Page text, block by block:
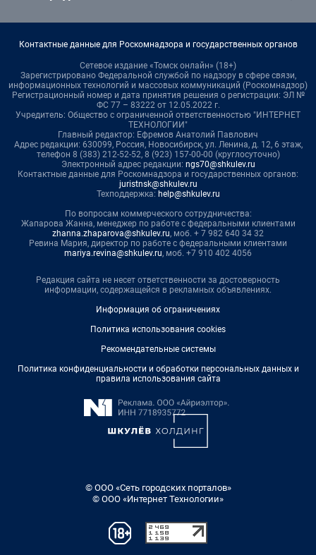
Контактные данные для Роскомнадзора и государственных органов
Сетевое издание «Томск онлайн» (18+)
Зарегистрировано Федеральной службой по надзору в сфере связи,
информационных технологий и массовых коммуникаций (Роскомнадзор)
Регистрационный номер и дата принятия решения о регистрации: ЭЛ №
ФС 77 – 83222 от 12.05.2022 г.
Учредитель: Общество с ограниченной ответственностью "ИНТЕРНЕТ
ТЕХНОЛОГИИ"
Главный редактор: Ефремов Анатолий Павлович
Адрес редакции: 630099, Россия, Новосибирск, ул. Ленина, д. 12, 6 этаж,
телефон 8 (383) 212-52-52, 8 (923) 157-00-00 (круглосуточно)
Электронный адрес редакции: ngs70@shkulev.ru
Контактные данные для Роскомнадзора и государственных органов:
juristnsk@shkulev.ru
Техподдержка: help@shkulev.ru
По вопросам коммерческого сотрудничества:
Жапарова Жанна, менеджер по работе с федеральными клиентами
zhanna.zhaparova@shkulev.ru, моб. + 7 982 640 34 32
Ревина Мария, директор по работе с федеральными клиентами
mariya.revina@shkulev.ru, моб. +7 910 402 4056
Редакция сайта не несет ответственности за достоверность
информации, содержащейся в рекламных объявлениях.
Информация об ограничениях
Политика использования cookies
Рекомендательные системы
Политика конфиденциальности и обработки персональных данных и
правила использования сайта
© ООО «Сеть городских порталов»
© ООО «Интернет Технологии»